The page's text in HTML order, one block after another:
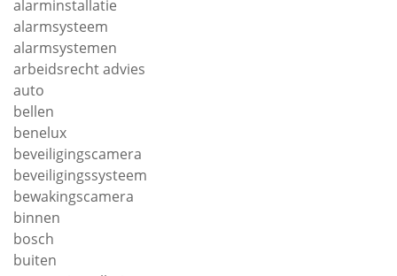
alarminstallatie
alarmsysteem
alarmsystemen
arbeidsrecht advies
auto
bellen
benelux
beveiligingscamera
beveiligingssysteem
bewakingscamera
binnen
bosch
buiten